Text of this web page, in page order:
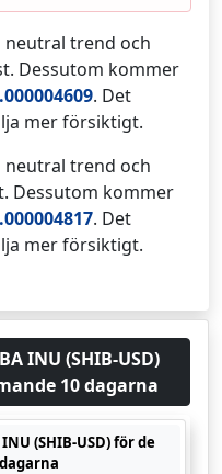
neutral trend och
Dessutom kommer
. Det
mer försiktigt.
neutral trend och
Dessutom kommer
. Det
mer försiktigt.
INU (SHIB-USD)
10 dagarna
(SHIB-USD) för de